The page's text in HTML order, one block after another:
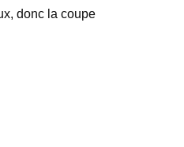
donc la coupe